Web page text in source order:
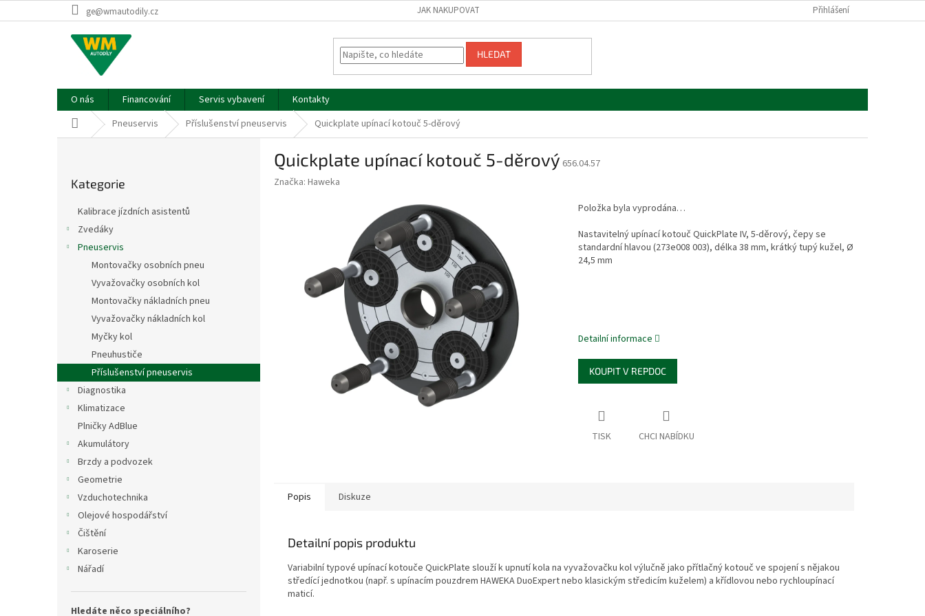
na
ge@wmautodily.cz JAK NAKUPOVAT Přihlášení
HLEDAT
O nás Financování Servis vybavení
Kontakty
Domů Pneuservis Příslušenství pneuservis Quickplate upínací kotouč 5-děrový
kategorie
Kategorie
Kalibrace jízdních asistentů
Zvedáky
Pneuservis
Montovačky osobních pneu
Vyvažovačky osobních kol
Montovačky nákladních pneu
Vyvažovačky nákladních kol
Myčky kol
Pneuhustiče
Příslušenství pneuservis
Diagnostika
Klimatizace
Plničky AdBlue
Akumulátory
Brzdy a podvozek
Geometrie
Vzduchotechnika
Olejové hospodářství
Čištění
Karoserie
Nářadí
Hledáte něco speciálního?
Quickplate upínací kotouč 5-děrový 656.04.57
Značka: Haweka
Položka byla vyprodána…
Nastavitelný upínací kotouč QuickPlate IV, 5-děrový, čepy se
standardní hlavou (273e008 003), délka 38 mm, krátký tupý kužel, Ø
24,5 mm
Detailní informace
KOUPIT V REPDOC
TISK
Popis Diskuze
Detailní popis produktu
Variabilní typové upínací kotouče QuickPlate slouží k upnutí kola na vyvažovačku kol výlučně jako přítlačný kotouč ve spojení s nějakou
středící jednotkou (např. s upínacím pouzdrem HAWEKA DuoExpert nebo klasickým středicím kuželem) a křídlovou nebo rychloupínací
maticí.